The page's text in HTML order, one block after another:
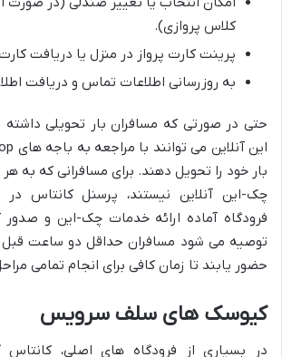
کلاس پروازی).
پرینت کارت پرواز در منزل یا دریافت کارت
به روزرسانی اطلاعات تماس و دریافت
حتی در صورتی که مسافران بار تحویلی
بار خود را تحویل دهند. برای مسافرانی که به هر
چک-این آنلاین نیستند، پرسنل کانتاس
فرودگاه آماده ارائه خدمات چک-این و صدور
توصیه می شود مسافران حداقل دو ساعت قبل
حضور یابند تا زمان کافی برای انجام تمامی
کیوسک های سلف سرویس
در بسیاری از فرودگاه های اصلی، کانتاس